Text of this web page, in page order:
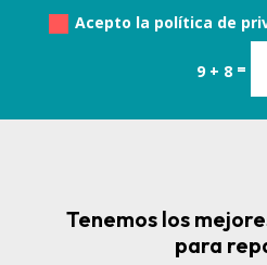
Acepto la política de
9 + 8 =
Tenemos los
para